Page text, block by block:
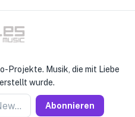
Projekte. Musik, die mit Liebe
wurde.
Abonnieren Sie für Newseller Abonnieren